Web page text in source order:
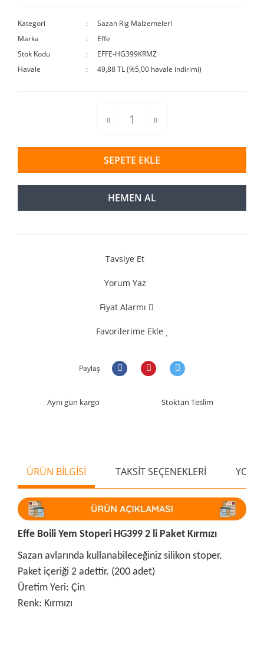
Kategori
Sazan Rig Malzemeleri
Marka
Effe
Stok Kodu
EFFE-HG399KRMZ
Havale
49,88 TL (%5,00 havale indirimi)
SEPETE EKLE
HEMEN AL
Tavsiye Et
Yorum Yaz
Fiyat Alarmı
Favorilerime Ekle
Paylaş
Aynı gün kargo Stoktan Teslim
ÜRÜN BİLGİSİ TAKSİT SEÇENEKLERİ
Effe Boili Yem Stoperi HG399 2 li Paket Kırmızı
Sazan avlarında kullanabileceğiniz silikon stoper.
Paket içeriği 2 adettir. (200 adet)
Üretim Yeri: Çin
Renk: Kırmızı